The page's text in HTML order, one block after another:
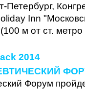
Петербург,
Inn
м от ст.
2014
Форум